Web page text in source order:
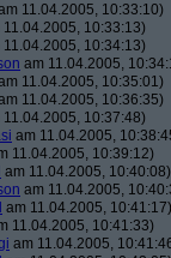
11.04.2005, 10:33:10)
11.04.2005, 10:33:13)
11.04.2005, 10:34:13)
am 11.04.2005,
11.04.2005, 10:35:01)
11.04.2005, 10:36:35)
11.04.2005, 10:37:48)
am 11.04.2005,
11.04.2005, 10:39:12)
am 11.04.2005, 10:40:08)
am 11.04.2005,
am 11.04.2005, 10:41:17)
11.04.2005, 10:41:33)
am 11.04.2005,